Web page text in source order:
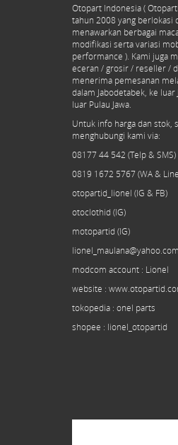
Otopart Indonesia (
tahun 2008 yang berlokasi
menawarkan berbagai
modifikasi serta variasi
performance ). Kami juga
eceran / grosir / reseller /
menerima pemesanan
dalam Jabodetabek, ke luar
luar Pulau Jawa.
Untuk info harga dan stok,
menghubungi kami via:
08177 44 542 (Telp & SMS)
0819 1672 5767 (WA &
otopartid_lionel (IG & FB)
otoclothid (IG)
motopartid (IG)
modcom account : Lionel
website :
tokopedia : onel parts
shopee : lionel_otopartid